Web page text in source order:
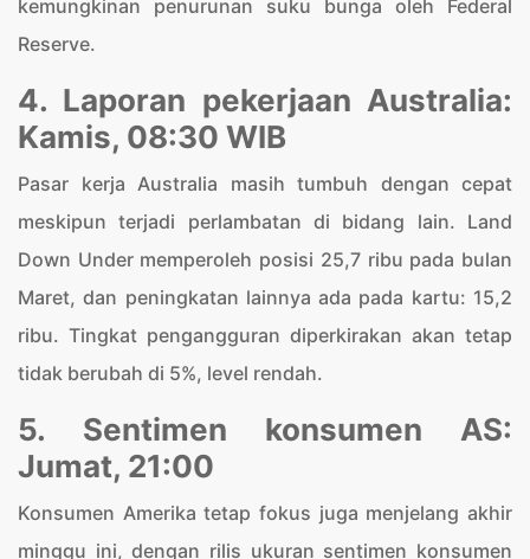
kemungkinan penurunan suku bunga oleh Federal
Reserve.
4. Laporan pekerjaan Australia:
Kamis, 08:30 WIB
Pasar kerja Australia masih tumbuh dengan cepat
meskipun terjadi perlambatan di bidang lain. Land
Down Under memperoleh posisi 25,7 ribu pada bulan
Maret, dan peningkatan lainnya ada pada kartu: 15,2
ribu. Tingkat pengangguran diperkirakan akan tetap
tidak berubah di 5%, level rendah.
5. Sentimen konsumen AS:
Jumat, 21:00
Konsumen Amerika tetap fokus juga menjelang akhir
minggu ini, dengan rilis ukuran sentimen konsumen